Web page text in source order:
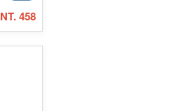
NT. 458